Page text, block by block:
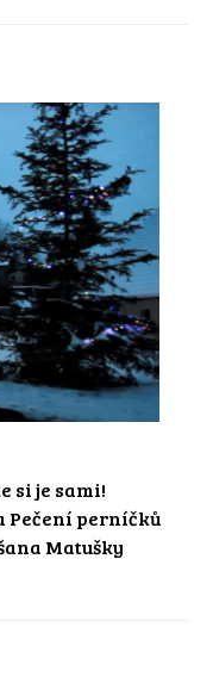
si je sami!
Pečení perníčků
Matušky